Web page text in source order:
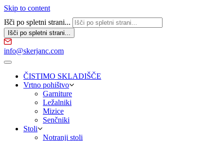
Skip to content
Išči po spletni strani...
info@skerjanc.com
ČISTIMO SKLADIŠČE
Vrtno pohištvo
Garniture
Ležalniki
Mizice
Senčniki
Stoli
Notranji stoli